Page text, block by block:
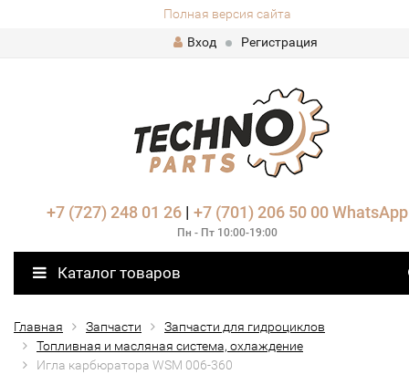
Полная версия сайта
Вход
Регистрация
+7 (727) 248 01 26| +7 (701) 206 50 00 WhatsApp
Пн - Пт 10:00-19:00
Каталог товаров
Главная Запчасти
Запчасти для гидроциклов
Топливная и масляная система, охлаждение
Игла карбюратора WSM 006-360